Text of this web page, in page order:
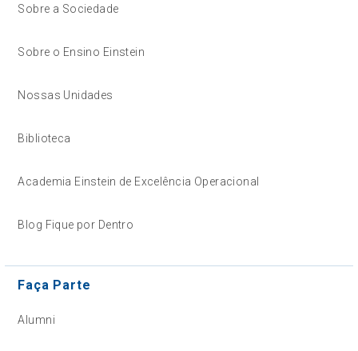
Sobre a Sociedade
Sobre o Ensino Einstein
Nossas Unidades
Biblioteca
Academia Einstein de Excelência Operacional
Blog Fique por Dentro
Faça Parte
Alumni